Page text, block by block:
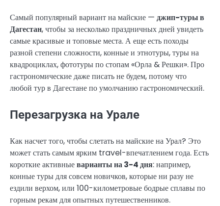
Самый популярный вариант на майские — джип-туры в
Дагестан, чтобы за несколько праздничных дней увидеть
самые красивые и топовые места. А еще есть походы
разной степени сложности, конные и этнотуры, туры на
квадроциклах, фототуры по стопам «Орла & Решки». Про
гастрономические даже писать не будем, потому что
любой тур в Дагестане по умолчанию гастрономический.
Перезагрузка на Урале
Как насчет того, чтобы слетать на майские на Урал? Это
может стать самым ярким travel-впечатлением года. Есть
короткие активныеварианты на 3-4 дня: например,
конные туры для совсем новичков, которые ни разу не
ездили верхом, или 100-километровые бодрые сплавы по
горным рекам для опытных путешественников.